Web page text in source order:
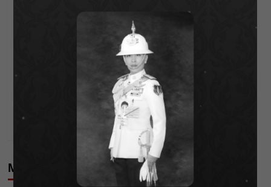
navigation
“มารี เบรินเนอร์” เจอด่านเมาแล้วขับ โวยกลางดึก!
เอาแล้ว! “เชอรีน” เคลื่อนไหวแบบนี้ ทำเอาชาวเน็ตอยาก
More Stories